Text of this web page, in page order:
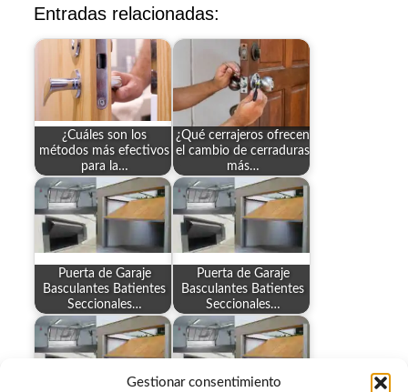
Gestionar consentimiento
Entradas relacionadas:
¿Cuáles son los
métodos más efectivos
para la…
¿Qué cerrajeros ofrecen
el cambio de cerraduras
más…
Puerta de Garaje
Basculantes Batientes
Seccionales…
Puerta de Garaje
Basculantes Batientes
Seccionales…